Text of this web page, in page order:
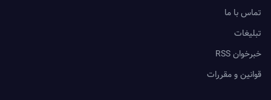
تماس با ما
تبلیغات
خبرخوان RSS
قوانین و مقررات